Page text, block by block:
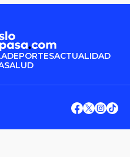
DEPORTESACTUALIDAD
SALUD